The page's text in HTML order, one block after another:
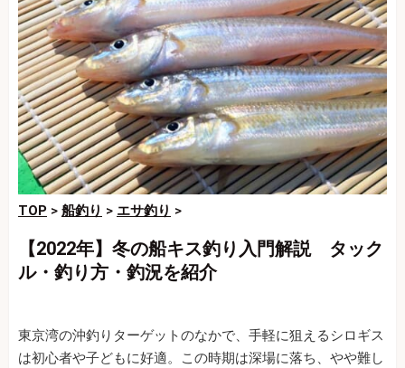
TOP > 船釣り > エサ釣り >
【2022年】冬の船キス釣り入門解説 タック
ル・釣り方・釣況を紹介
東京湾の沖釣りターゲットのなかで、手軽に狙えるシロギス
は初心者や子どもに好適。この時期は深場に落ち、やや難し